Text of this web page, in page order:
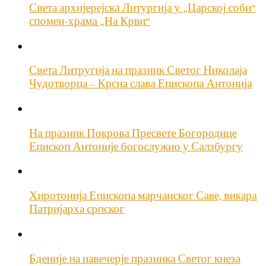
Света архијерејска Литургија у „Царској соби“
спомен-храма „На Крви“
Света Литругија на празник Светог Николаја
Чудотворца – Крсна слава Епископа Антонија
На празник Покрова Пресвете Богородице
Епископ Антоније богослужио у Салзбургу
Хиротонија Епископа марчанског Саве, викара
Патријарха српског
Бденије на навечерје празника Светог кнеза